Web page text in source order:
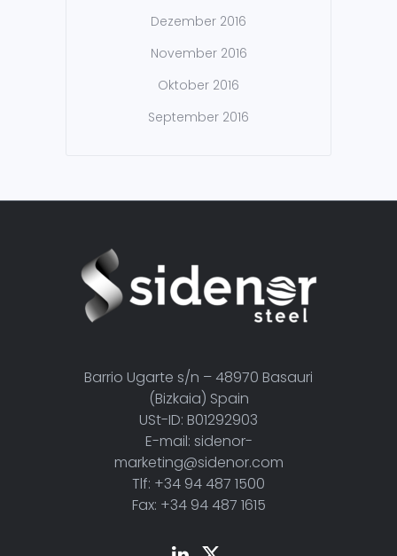
Dezember 2016
November 2016
Oktober 2016
September 2016
Barrio Ugarte s/n – 48970 Basauri
(Bizkaia) Spain
USt-ID: B01292903
E-mail: sidenor-
marketing@sidenor.com
Tlf: +34 94 487 1500
Fax: +34 94 487 1615